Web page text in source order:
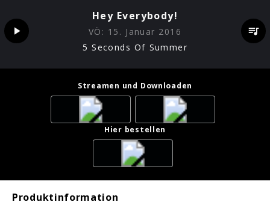
Hey Everybody!
VÖ: 15. Januar 2016
5 Seconds Of Summer
Streamen und Downloaden
Hier bestellen
Produktinformation